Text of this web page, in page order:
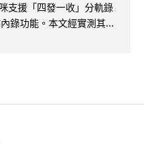
支援「四發一收」分軌錄
錄功能。本文經實測其...